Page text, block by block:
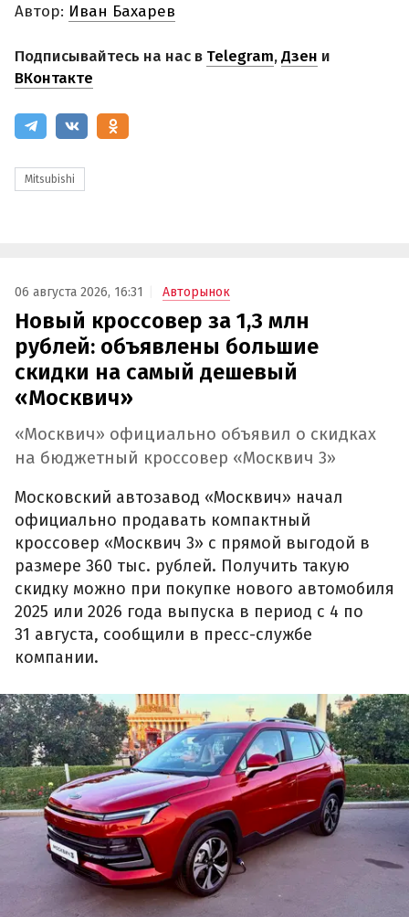
Автор: Иван Бахарев
Подписывайтесь на нас в Telegram,Дзен и
ВКонтакте
Mitsubishi
06 августа 2026, 16:31 Авторынок
Новый кроссовер за 1,3 млн
рублей: объявлены большие
скидки на самый дешевый
«Москвич»
«Москвич» официально объявил о скидках
на бюджетный кроссовер «Москвич 3»
Московский автозавод «Москвич» начал
официально продавать компактный
кроссовер «Москвич 3» с прямой выгодой в
размере 360 тыс. рублей. Получить такую
скидку можно при покупке нового автомобиля
2025 или 2026 года выпуска в период с 4 по
31 августа, сообщили в пресс-службе
компании.